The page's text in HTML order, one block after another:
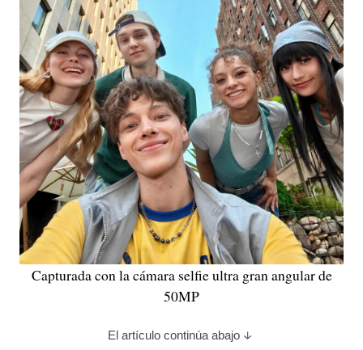
Capturada con la cámara selfie ultra gran angular de
50MP
El artículo continúa abajo